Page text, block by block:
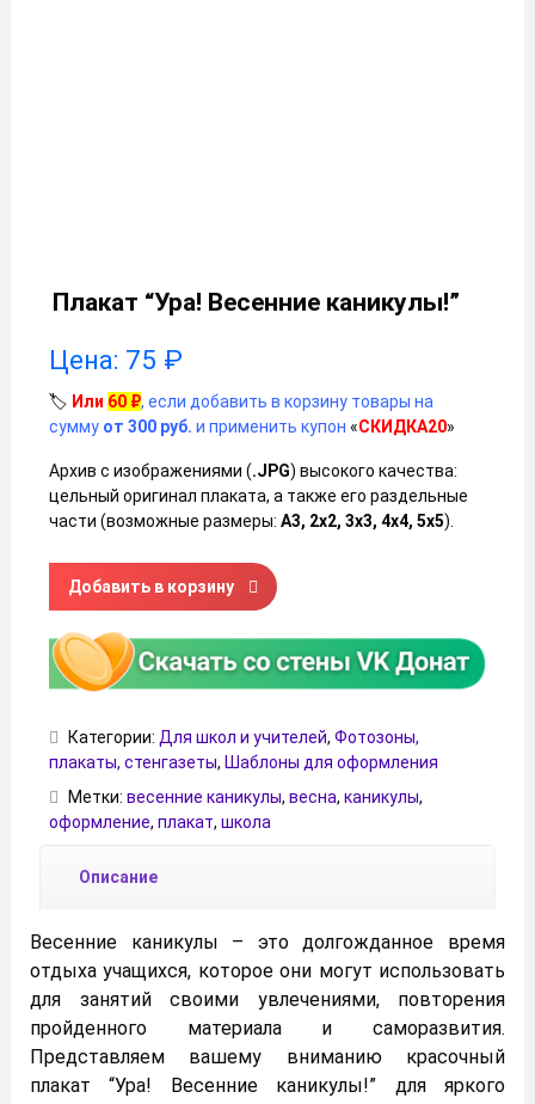
Плакат “Ура! Весенние каникулы!”
Цена: 75 ₽
🏷️ Или 60 ₽, если добавить в корзину товары на
сумму от 300 руб. и применить купон «СКИДКА20»
Архив с изображениями (.JPG) высокого качества:
цельный оригинал плаката, а также его раздельные
части (возможные размеры: А3, 2х2, 3х3, 4х4, 5х5).
Количество товара Плакат "Ура! Весенние каникулы!"
Добавить в корзину
Категории: Для школ и учителей, Фотозоны,
плакаты, стенгазеты, Шаблоны для оформления
Метки: весенние каникулы, весна, каникулы,
оформление, плакат, школа
Описание
Весенние каникулы – это долгожданное время
отдыха учащихся, которое они могут использовать
для занятий своими увлечениями, повторения
пройденного материала и саморазвития.
Представляем вашему вниманию красочный
плакат “Ура! Весенние каникулы!” для яркого